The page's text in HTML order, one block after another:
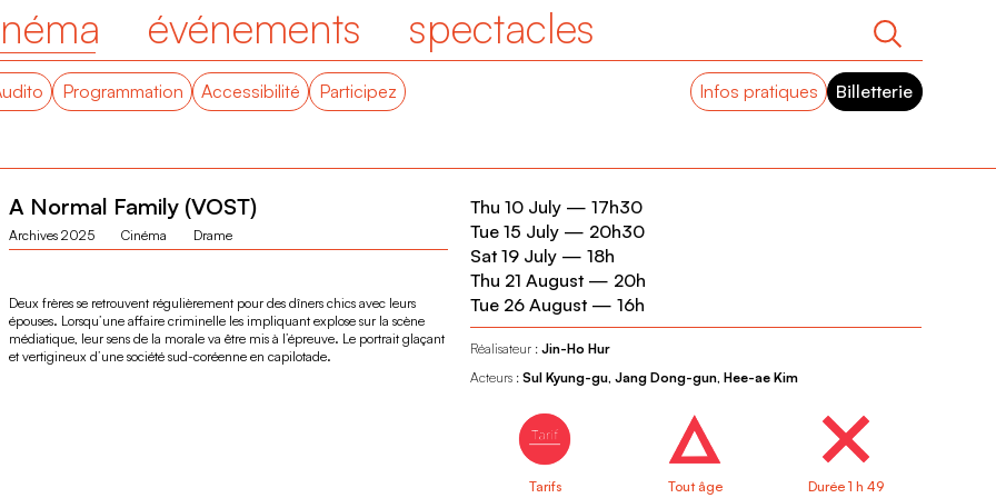
événements spectacles
Programmation Accessibilité Participez Infos pratiques Billetterie
A Normal Family (VOST)
Archives 2025 Cinéma Drame
Deux frères se retrouvent régulièrement pour des dîners chics avec leurs
épouses. Lorsqu’une affaire criminelle les impliquant explose sur la scène
médiatique, leur sens de la morale va être mis à l’épreuve. Le portrait glaçant
et vertigineux d’une société sud-coréenne en capilotade.
Thu 10 July— 17h30
Tue 15 July— 20h30
Sat 19 July— 18h
Thu 21 August— 20h
Tue 26 August— 16h
Réalisateur : Jin-Ho Hur
Acteurs : Sul Kyung-gu, Jang Dong-gun, Hee-ae Kim
Tarifs Tout âge Durée 1 h 49